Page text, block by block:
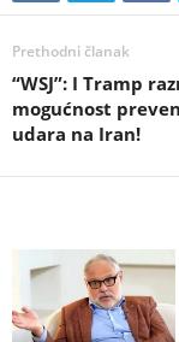
Prethodni članak
“WSJ”: I Tramp
mogućnost
udara na Iran!